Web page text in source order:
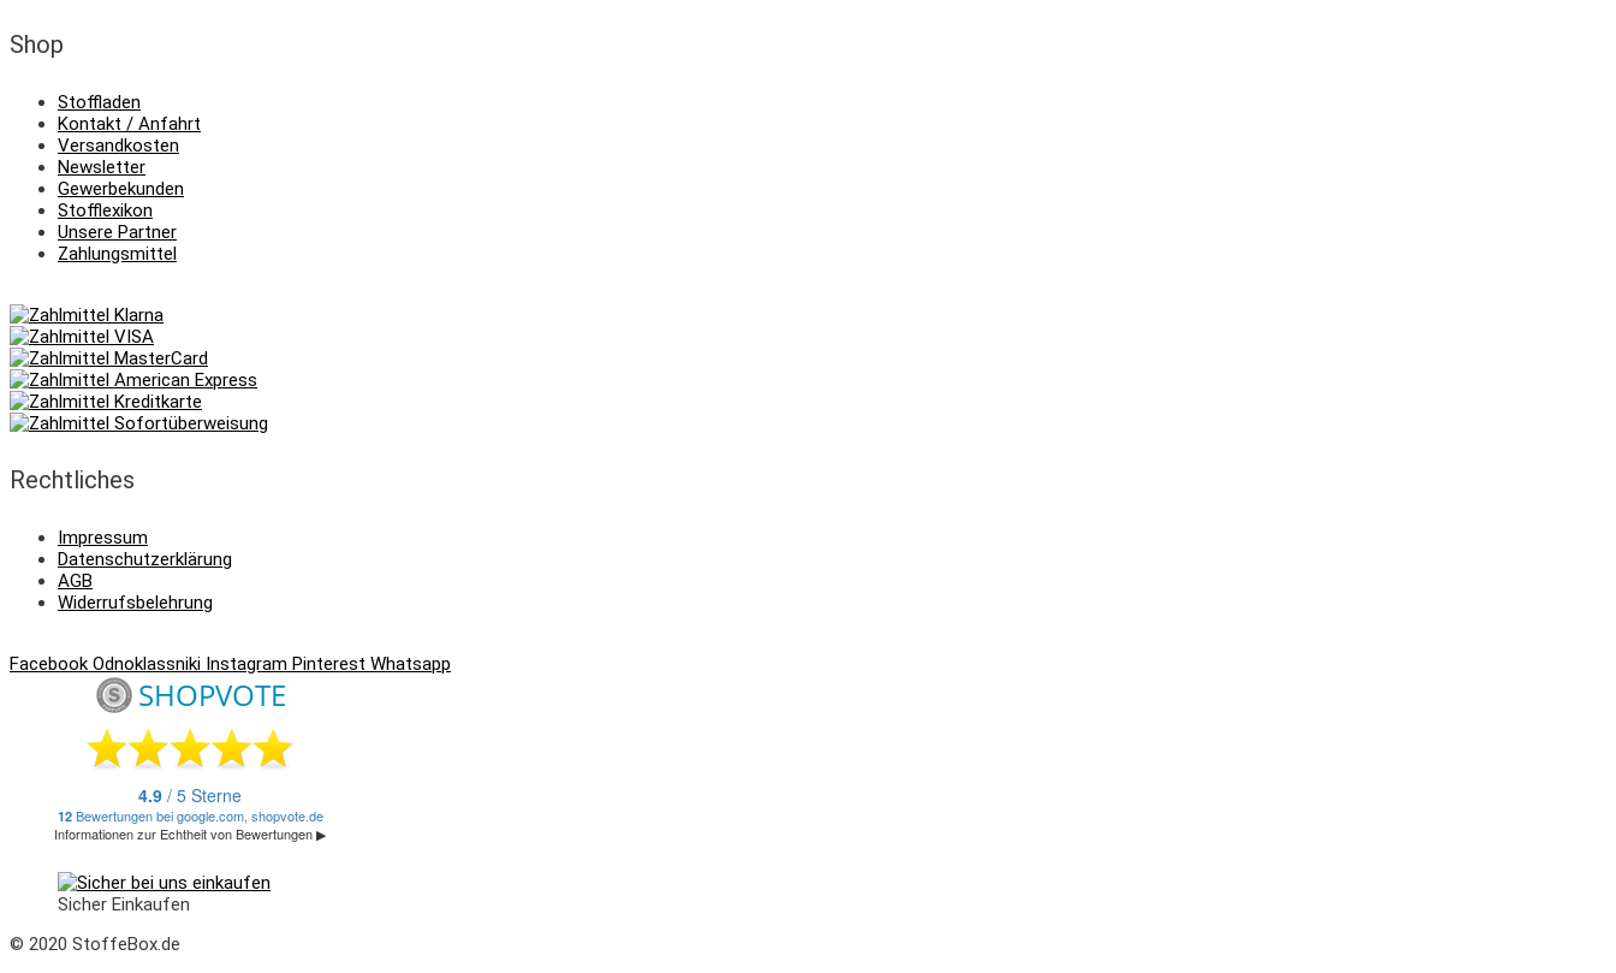
Shop
Stoffladen
Kontakt / Anfahrt
Versandkosten
Newsletter
Gewerbekunden
Stofflexikon
Unsere Partner
Zahlungsmittel
Rechtliches
Impressum
Datenschutzerklärung
AGB
Widerrufsbelehrung
Facebook Odnoklassniki Instagram Pinterest Whatsapp
Sicher Einkaufen
© 2020 StoffeBox.de